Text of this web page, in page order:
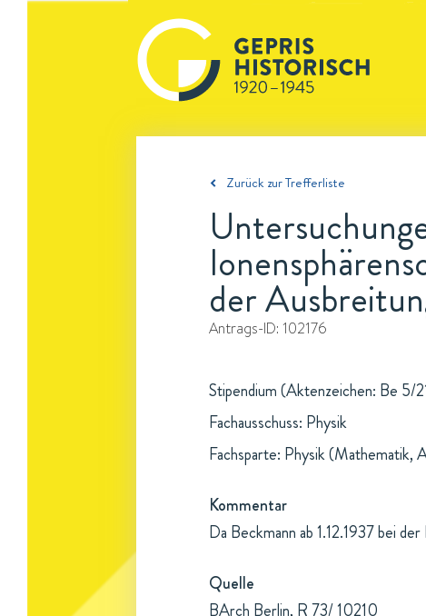
Zurück zur Trefferliste
der
Antrags-ID: 102176
Stipendium (Aktenzeichen: Be 5/
Fachausschuss: Physik
Fachsparte: Physik
Kommentar
Da Beckmann ab 1.12.1937 bei
Quelle
BArch Berlin, R 73/ 10210